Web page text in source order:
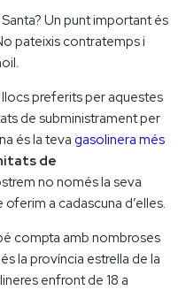
Un punt important és
pateixis contratemps i
llocs preferits per aquestes
de subministrament per
és la teva gasolinera més
de
no només la seva
a cadascuna d’elles.
compta amb nombroses
la província estrella de la
enfront de 18 a